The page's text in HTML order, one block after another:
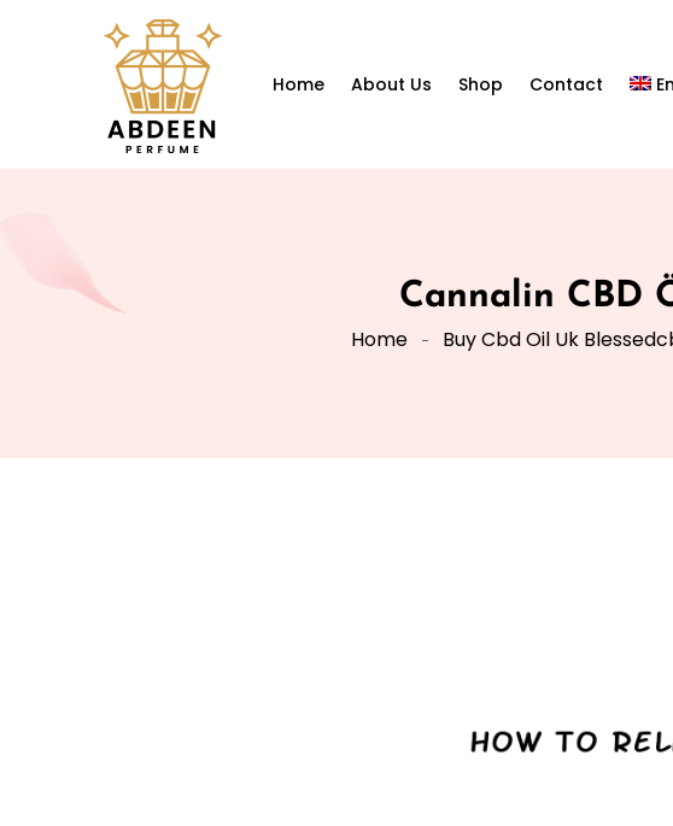
Home About Us Shop Contact
Cannalin CBD
Home Buy Cbd Oil Uk